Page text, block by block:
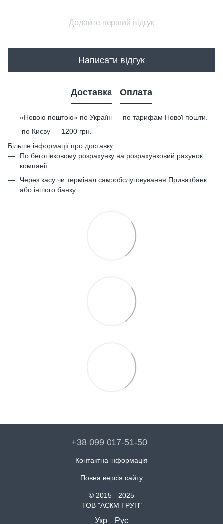
Додайте перший відгук
Написати відгук
Доставка Оплата
«Новою поштою» по Україні — по тарифам Нової пошти.
по Києву — 1200 грн.
Більше інформації про доставку
По беготівковому розрахунку на розрахунковий рахунок
компанії
Через касу чи термінал самообслуговування Приватбанк
або іншого банку.
+38 099 017-51-50
Контактна інформація
Повна версія сайту
© 2015—2025
ТОВ "АСКМ ГРУП"
Укр Рус